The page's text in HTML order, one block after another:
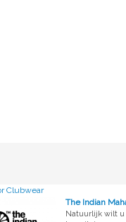
Clubwear
The Indian
Natuurlijk wilt u